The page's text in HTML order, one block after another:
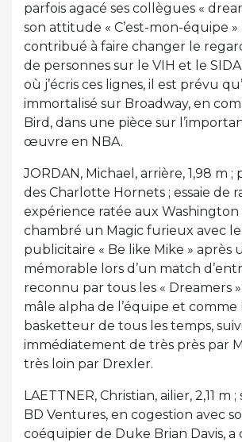
parfois agacé ses collègues «
son attitude « C’est-mon-équipe »
contribué à faire changer le
de personnes sur le VIH et le
où j’écris ces lignes, il est prévu
immortalisé sur Broadway, en
Bird, dans une pièce sur
œuvre en NBA.
JORDAN, Michael, arrière, 1,98 m
des Charlotte Hornets ; essaie de
expérience ratée aux Washington
chambré un Magic furieux avec
publicitaire « Be like Mike » après
mémorable lors d’un match
reconnu par tous les « Dreamers
mâle alpha de l’équipe et comme
basketteur de tous les temps, suivi
immédiatement de très près par
très loin par Drexler.
LAETTNER, Christian, ailier, 2,11 m
BD Ventures, en cogestion avec
coéquipier de Duke Brian Davis, a